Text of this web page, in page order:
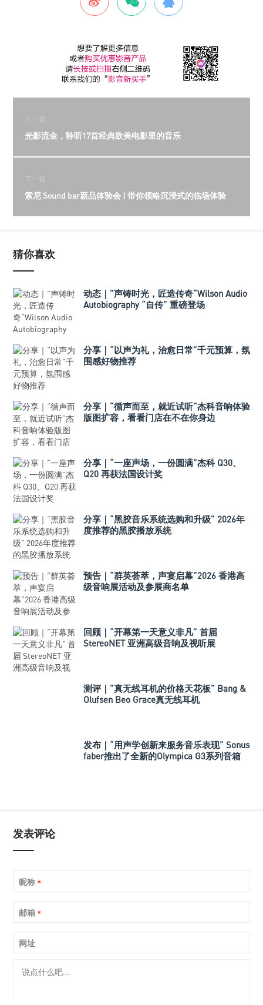
上一篇
光影流金，聆听17首经典欧美电影里的音乐
下一篇
索尼 Sound bar新品体验会 | 带你领略沉浸式的临场体验
猜你喜欢
动态｜”声铸时光，匠造传奇“Wilson Audio
Autobiography “自传” 重磅登场
分享｜“以声为礼，治愈日常”千元预算，氛
围感好物推荐
分享｜“循声而至，就近试听”杰科音响体验
版图扩容，看看门店在不在你身边
分享｜“一座声场，一份圆满”杰科 Q30、
Q20 再获法国设计奖
分享｜“黑胶音乐系统选购和升级” 2026年
度推荐的黑胶播放系统
预告｜“群英荟萃，声宴启幕”2026 香港高
级音响展活动及参展商名单
回顾｜“开幕第一天意义非凡” 首届
StereoNET 亚洲高级音响及视听展
测评｜”真无线耳机的价格天花板” Bang &
Olufsen Beo Grace真无线耳机
发布｜“用声学创新来服务音乐表现” Sonus
faber推出了全新的Olympica G3系列音箱
发表评论
昵称 *
邮箱 *
网址